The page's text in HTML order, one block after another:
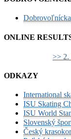
ONLINE
>> 2.
ODKAZY
International
ISU Skating
ISU World
Slovenský
Český